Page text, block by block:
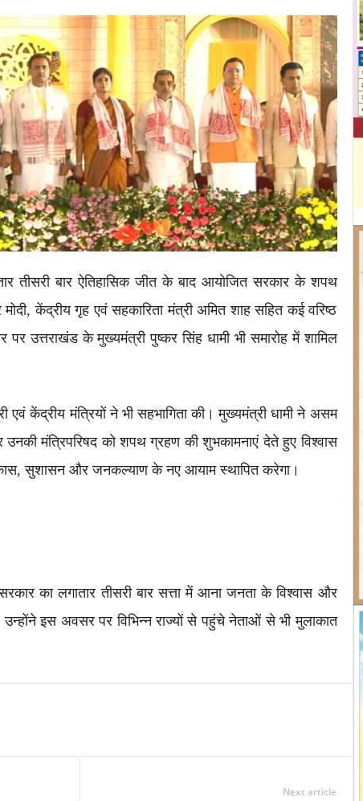
तीसरी बार ऐतिहासिक जीत के बाद आयोजित सरकार के शपथ
केंद्रीय गृह एवं सहकारिता मंत्री अमित शाह सहित कई वरिष्ठ
उत्तराखंड के मुख्यमंत्री पुष्कर सिंह धामी भी समारोह में शामिल
एवं केंद्रीय मंत्रियों ने भी सहभागिता की। मुख्यमंत्री धामी ने असम
उनकी मंत्रिपरिषद को शपथ ग्रहण की शुभकामनाएं देते हुए विश्वास
सुशासन और जनकल्याण के नए आयाम स्थापित करेगा।
का लगातार तीसरी बार सत्ता में आना जनता के विश्वास और
उन्होंने इस अवसर पर विभिन्न राज्यों से पहुंचे नेताओं से भी मुलाकात
Next article